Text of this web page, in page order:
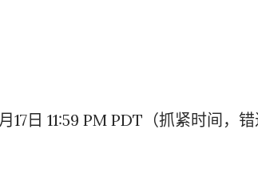
17日 11:59 PM PDT（抓紧时间，